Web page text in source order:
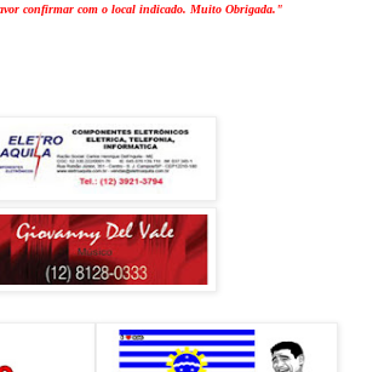
confirmar com o local indicado. Muito Obrigada."